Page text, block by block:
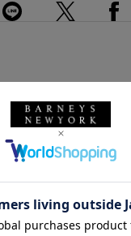
したスタイリング